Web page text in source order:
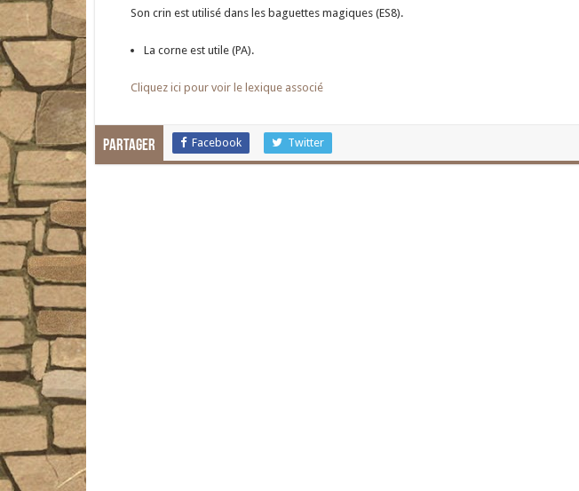
Son crin est utilisé dans les baguettes magiques (ES8).
La corne est utile (PA).
Cliquez ici pour voir le lexique associé
Partager Facebook Twitter